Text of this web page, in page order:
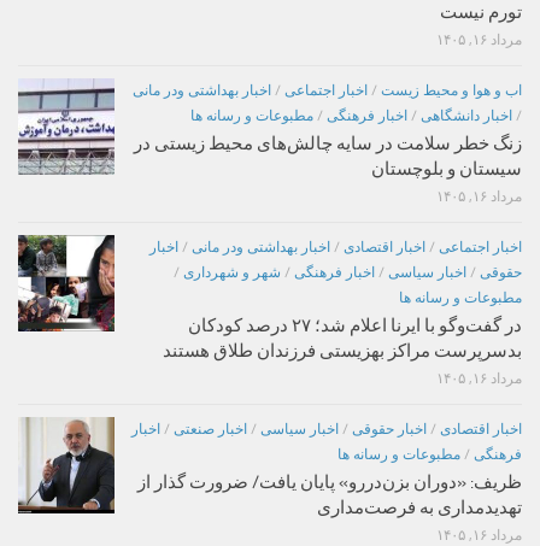
تورم نیست
مرداد ۱۶, ۱۴۰۵
اب و هوا و محیط زیست / اخبار اجتماعی / اخبار بهداشتی ودر مانی
/ اخبار دانشگاهی / اخبار فرهنگی / مطبوعات و رسانه ها
زنگ خطر سلامت در سایه چالش‌های محیط زیستی در
سیستان و بلوچستان
مرداد ۱۶, ۱۴۰۵
اخبار اجتماعی / اخبار اقتصادی / اخبار بهداشتی ودر مانی / اخبار
حقوقی / اخبار سیاسی / اخبار فرهنگی / شهر و شهرداری /
مطبوعات و رسانه ها
در گفت‌وگو با ایرنا اعلام شد؛ ۲۷ درصد کودکان
بدسرپرست مراکز بهزیستی فرزندان طلاق هستند
مرداد ۱۶, ۱۴۰۵
اخبار اقتصادی / اخبار حقوقی / اخبار سیاسی / اخبار صنعتی / اخبار
فرهنگی / مطبوعات و رسانه ها
ظریف: «دوران بزن‌دررو» پایان یافت/ ضرورت گذار از
تهدیدمداری به فرصت‌مداری
مرداد ۱۶, ۱۴۰۵